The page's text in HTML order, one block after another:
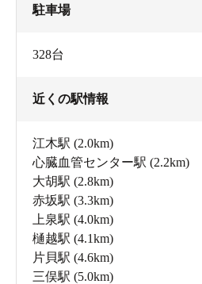
駐車場
328台
近くの駅情報
江木駅 (2.0km)
心臓血管センター駅 (2.2km)
大胡駅 (2.8km)
赤坂駅 (3.3km)
上泉駅 (4.0km)
樋越駅 (4.1km)
片貝駅 (4.6km)
三俣駅 (5.0km)